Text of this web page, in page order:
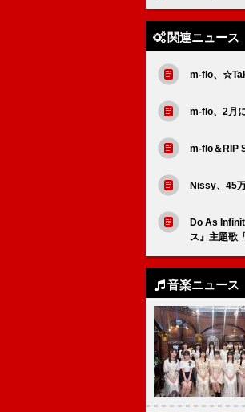
関連ニュース
m-flo、
m-flo、2月
m-flo＆RIP
Nissy、45
Do As
ス』主題歌
音楽ニュース